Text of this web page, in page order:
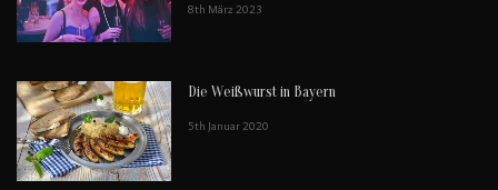
8th März 2023
Die Weißwurst in Bayern
5th Januar 2020